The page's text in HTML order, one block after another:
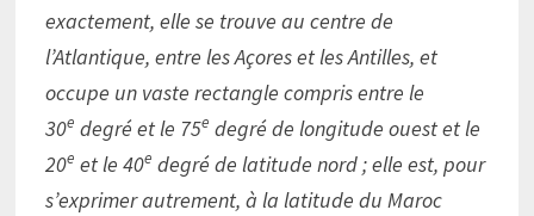
exactement, elle se trouve au centre de
l’Atlantique, entre les Açores et les Antilles, et
occupe un vaste rectangle compris entre le
30e degré et le 75e degré de longitude ouest et le
20e et le 40e degré de latitude nord ; elle est, pour
s’exprimer autrement, à la latitude du Maroc